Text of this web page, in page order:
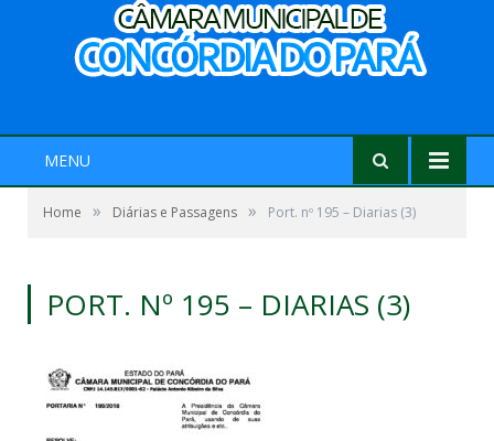
MENU
Home » Diárias e Passagens » Port. nº 195 – Diarias (3)
PORT. Nº 195 – DIARIAS (3)